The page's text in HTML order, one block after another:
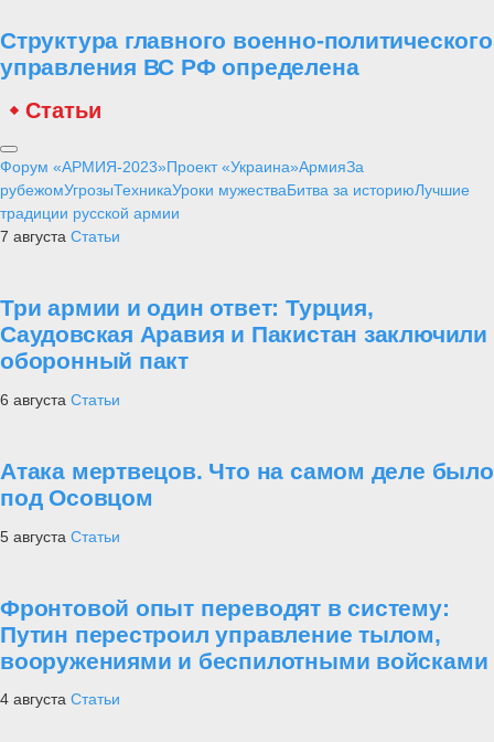
Структура главного военно-политического
управления ВС РФ определена
Статьи
Форум «АРМИЯ-2023»Проект «Украина»АрмияЗа
рубежомУгрозыТехникаУроки мужестваБитва за историюЛучшие
традиции русской армии
7 августа Статьи
Три армии и один ответ: Турция,
Саудовская Аравия и Пакистан заключили
оборонный пакт
6 августа Статьи
Атака мертвецов. Что на самом деле было
под Осовцом
5 августа Статьи
Фронтовой опыт переводят в систему:
Путин перестроил управление тылом,
вооружениями и беспилотными войсками
4 августа Статьи